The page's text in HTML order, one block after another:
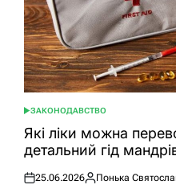
ОПУБЛІКУВАТИ
У
ЗАКОНОДАВСТВО
Які ліки можна
детальний гід
Оприлюднено
25.06.2026
Опубліковано
Понька